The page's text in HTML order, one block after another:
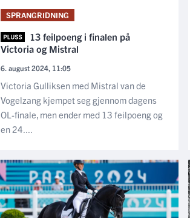
SPRANGRIDNING
13 feilpoeng i finalen på
Victoria og Mistral
6. august 2024, 11:05
Victoria Gulliksen med Mistral van de
Vogelzang kjempet seg gjennom dagens
OL-finale, men ender med 13 feilpoeng og
en 24....